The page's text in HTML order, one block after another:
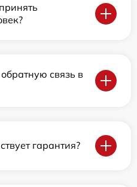
связь в
гарантия?